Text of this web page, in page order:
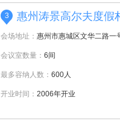
3 惠州涛景高尔夫度假
会场地址： 惠州市惠城区文华二路一
会议室数量： 6间
最多容纳人数： 600人
开业时间： 2006年开业